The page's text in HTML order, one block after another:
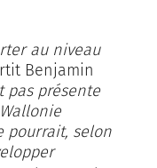
au niveau
Benjamin
pas présente
pourrait, selon